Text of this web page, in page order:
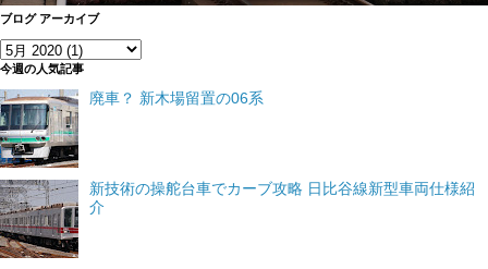
ブログ アーカイブ
今週の人気記事
廃車？ 新木場留置の06系
新技術の操舵台車でカーブ攻略 日比谷線新型車両仕様紹
介